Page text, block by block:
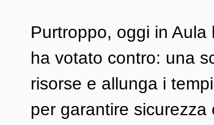
Purtroppo, oggi in
ha votato contro: una
risorse e allunga i
per garantire sicurezza